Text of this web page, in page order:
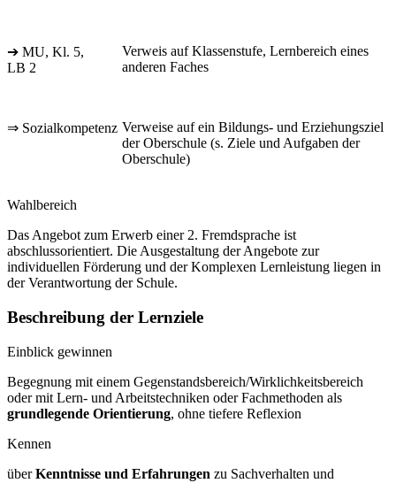
➔ MU, Kl. 5,
LB 2
Verweis auf Klassenstufe, Lernbereich eines
anderen Faches
⇒ Sozialkompetenz Verweise auf ein Bildungs- und Erziehungsziel
der Oberschule (s. Ziele und Aufgaben der
Oberschule)
Wahlbereich
Das Angebot zum Erwerb einer 2. Fremdsprache ist
abschlussorientiert. Die Ausgestaltung der Angebote zur
individuellen Förderung und der Komplexen Lernleistung liegen in
der Verantwortung der Schule.
Beschreibung der Lernziele
Einblick gewinnen
Begegnung mit einem Gegenstandsbereich/Wirklichkeitsbereich
oder mit Lern- und Arbeitstechniken oder Fachmethoden als
grundlegende Orientierung, ohne tiefere Reflexion
Kennen
überKenntnisse und Erfahrungen zu Sachverhalten und